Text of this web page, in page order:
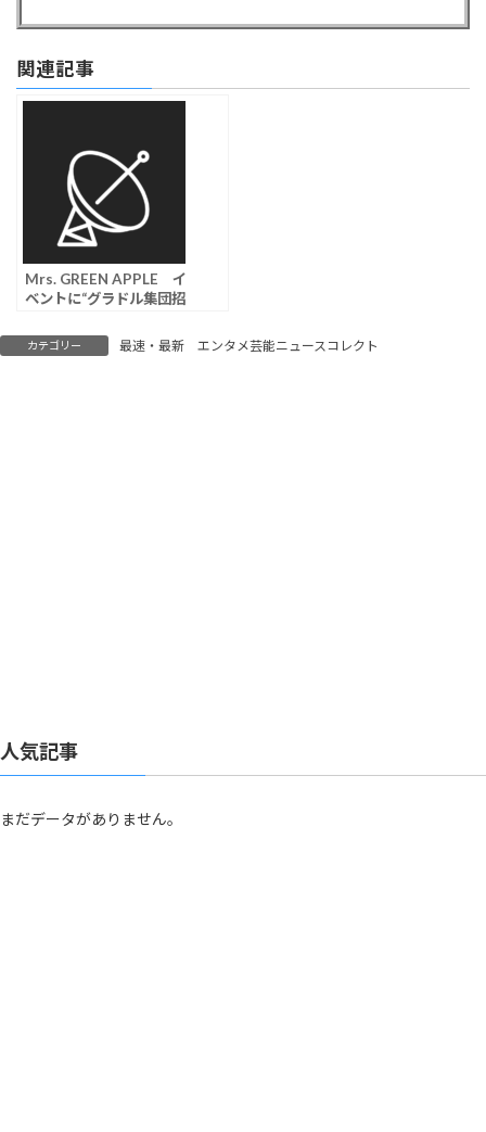
関連記事
Mrs. GREEN APPLE イ
ベントに“グラドル集団招
ろ」「下心丸見え」の声
カテゴリー 最速・最新 エンタメ芸能ニュースコレクト
人気記事
まだデータがありません。